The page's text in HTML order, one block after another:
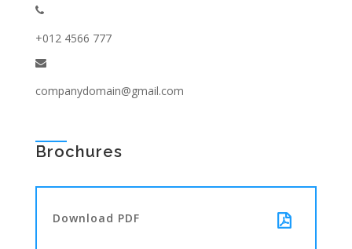
+012 4566 777
companydomain@gmail.com
Brochures
Download PDF